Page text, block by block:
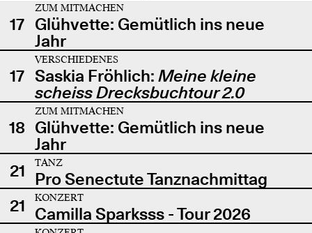
17
ZUM MITMACHEN
Glühvette: Gemütlich ins neue
Jahr
17
VERSCHIEDENES
Saskia Fröhlich: Meine kleine
scheiss Drecksbuchtour 2.0
18
ZUM MITMACHEN
Glühvette: Gemütlich ins neue
Jahr
21
TANZ
Pro Senectute Tanznachmittag
21
KONZERT
Camilla Sparksss - Tour 2026